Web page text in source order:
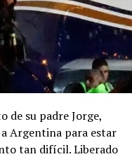
de su padre Jorge,
Argentina para estar
tan difícil. Liberado